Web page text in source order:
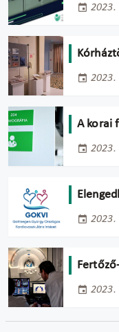
2023.
2023.
A korai
2023.
2023.
2023.